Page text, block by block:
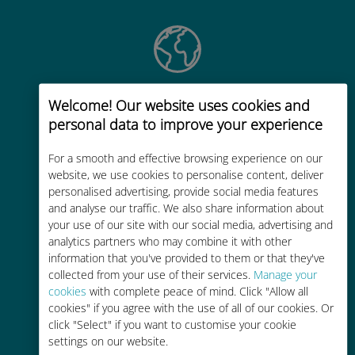
Welcome! Our website uses cookies and
personal data to improve your experience
For a smooth and effective browsing experience on our
website, we use cookies to personalise content, deliver
personalised advertising, provide social media features
and analyse our traffic. We also share information about
your use of our site with our social media, advertising and
analytics partners who may combine it with other
information that you've provided to them or that they've
collected from your use of their services. Manage your
cookies with complete peace of mind. Click "Allow all
cookies" if you agree with the use of all of our cookies. Or
click "Select" if you want to customise your cookie
settings on our website.
Wereldwijd
Wereldwijde cellulaire
meer dan 200 bestemmingen
Kosteneffectief
Tot 90% goedkoper dan
roamingkosten bij je huidige
provider